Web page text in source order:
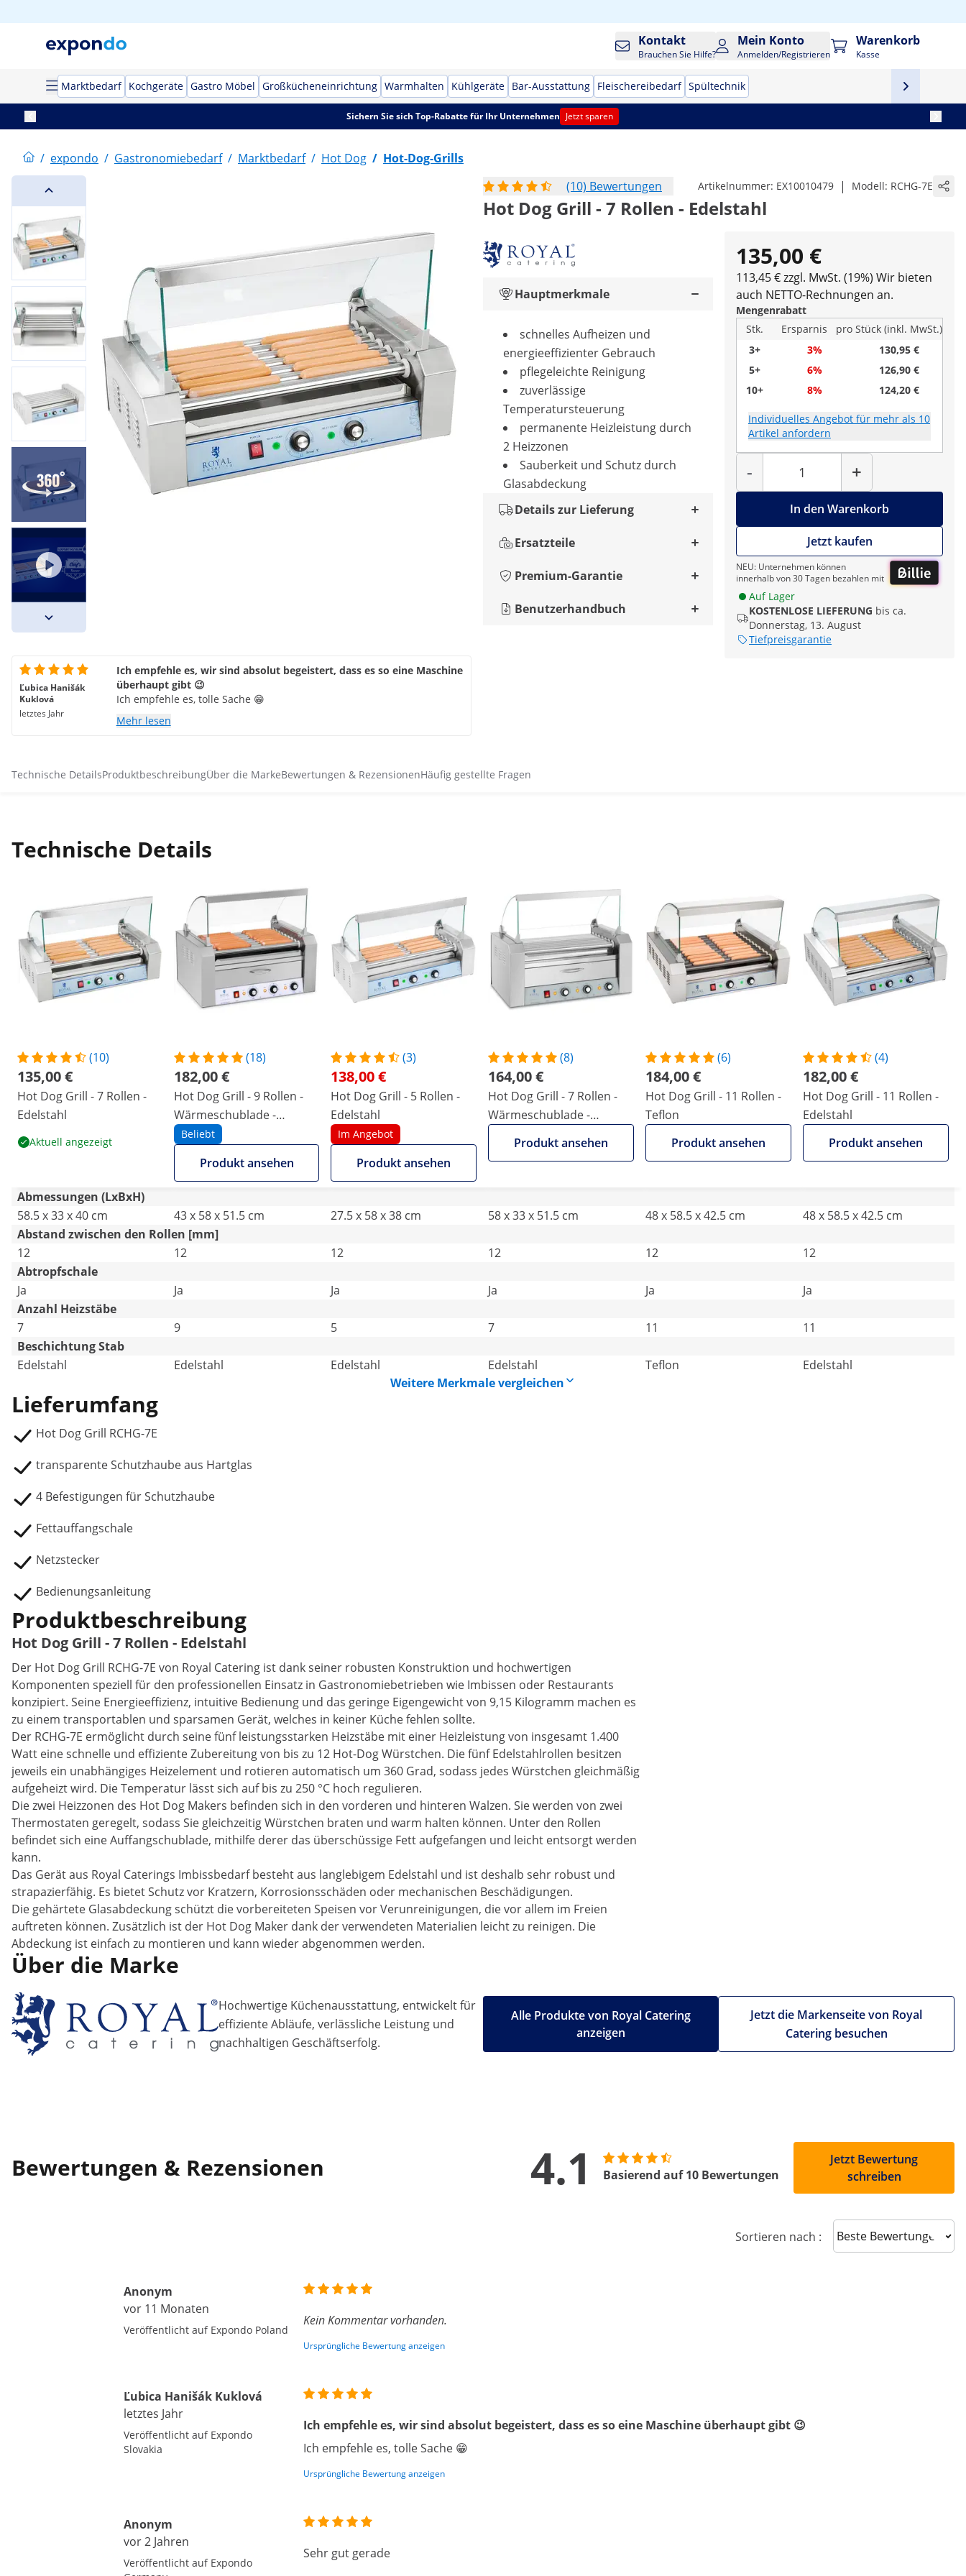
Kontakt
Brauchen Sie Hilfe?
Mein Konto
Anmelden/Registrieren
Warenkorb
Kasse
Marktbedarf Kochgeräte Gastro Möbel Großkücheneinrichtung Warmhalten Kühlgeräte Bar-Ausstattung Fleischereibedarf Spültechnik
Sichern Sie sich Top-Rabatte für Ihr Unternehmen Jetzt sparen
/ expondo / Gastronomiebedarf / Marktbedarf / Hot Dog / Hot-Dog-Grills
(10) Bewertungen
Artikelnummer: EX10010479 | Modell: RCHG-7E
Hot Dog Grill - 7 Rollen - Edelstahl
135,00 €
113,45 € zzgl. MwSt. (19%) Wir bieten
auch NETTO-Rechnungen an.
Mengenrabatt
Stk.
Ersparnis
pro Stück (inkl. MwSt.)
3+
3%
130,95 €
5+
6%
126,90 €
10+
8% 124,20 €
Individuelles Angebot für mehr als 10
Artikel anfordern
-
Menge
+
In den Warenkorb
Jetzt kaufen
NEU: Unternehmen können
innerhalb von 30 Tagen bezahlen mit
Auf Lager
KOSTENLOSE LIEFERUNG bis ca.
Donnerstag, 13. August
Tiefpreisgarantie
Hauptmerkmale
schnelles Aufheizen und
energieeffizienter Gebrauch
pflegeleichte Reinigung
zuverlässige
Temperatursteuerung
permanente Heizleistung durch
2 Heizzonen
Sauberkeit und Schutz durch
Glasabdeckung
Details zur Lieferung
Ersatzteile
Premium-Garantie
Benutzerhandbuch
Ľubica Hanišák
Kuklová
letztes Jahr
Ich empfehle es, wir sind absolut begeistert, dass es so eine Maschine
überhaupt gibt 😉
Ich empfehle es, tolle Sache 😁
Mehr lesen
Technische DetailsProduktbeschreibungÜber die MarkeBewertungen & RezensionenHäufig gestellte Fragen
Technische Details
(10)
135,00 €
Hot Dog Grill - 7 Rollen -
Edelstahl
Aktuell angezeigt
(18)
182,00 €
Hot Dog Grill - 9 Rollen -
Wärmeschublade -
Edelstahl
Beliebt
Produkt ansehen
(3)
138,00 €
Hot Dog Grill - 5 Rollen -
Edelstahl
Im Angebot
Produkt ansehen
(8)
164,00 €
Hot Dog Grill - 7 Rollen -
Wärmeschublade -
Produkt ansehen
(6)
184,00 €
Hot Dog Grill - 11 Rollen -
Teflon
Produkt ansehen
(4)
182,00 €
Hot Dog Grill - 11 Rollen -
Edelstahl
Produkt ansehen
Abmessungen (LxBxH)
58.5 x 33 x 40 cm
43 x 58 x 51.5 cm 27.5 x 58 x 38 cm 58 x 33 x 51.5 cm 48 x 58.5 x 42.5 cm
48 x 58.5 x 42.5 cm
Abstand zwischen den Rollen [mm]
12
12 12 12 12
12
Abtropfschale
Ja
Ja Ja Ja Ja
Ja
Anzahl Heizstäbe
7
9 5 7 11
11
Beschichtung Stab
Edelstahl
Edelstahl Edelstahl Edelstahl Teflon
Edelstahl
Weitere Merkmale vergleichen
Lieferumfang
Hot Dog Grill RCHG-7E
transparente Schutzhaube aus Hartglas
4 Befestigungen für Schutzhaube
Fettauffangschale
Netzstecker
Bedienungsanleitung
Produktbeschreibung
Hot Dog Grill - 7 Rollen - Edelstahl
Der Hot Dog Grill RCHG-7E von Royal Catering ist dank seiner robusten Konstruktion und hochwertigen
Komponenten speziell für den professionellen Einsatz in Gastronomiebetrieben wie Imbissen oder Restaurants
konzipiert. Seine Energieeffizienz, intuitive Bedienung und das geringe Eigengewicht von 9,15 Kilogramm machen es
zu einem transportablen und sparsamen Gerät, welches in keiner Küche fehlen sollte.
Der RCHG-7E ermöglicht durch seine fünf leistungsstarken Heizstäbe mit einer Heizleistung von insgesamt 1.400
Watt eine schnelle und effiziente Zubereitung von bis zu 12 Hot-Dog Würstchen. Die fünf Edelstahlrollen besitzen
jeweils ein unabhängiges Heizelement und rotieren automatisch um 360 Grad, sodass jedes Würstchen gleichmäßig
aufgeheizt wird. Die Temperatur lässt sich auf bis zu 250 °C hoch regulieren.
Die zwei Heizzonen des Hot Dog Makers befinden sich in den vorderen und hinteren Walzen. Sie werden von zwei
Thermostaten geregelt, sodass Sie gleichzeitig Würstchen braten und warm halten können. Unter den Rollen
befindet sich eine Auffangschublade, mithilfe derer das überschüssige Fett aufgefangen und leicht entsorgt werden
kann.
Das Gerät aus Royal Caterings Imbissbedarf besteht aus langlebigem Edelstahl und ist deshalb sehr robust und
strapazierfähig. Es bietet Schutz vor Kratzern, Korrosionsschäden oder mechanischen Beschädigungen.
Die gehärtete Glasabdeckung schützt die vorbereiteten Speisen vor Verunreinigungen, die vor allem im Freien
auftreten können. Zusätzlich ist der Hot Dog Maker dank der verwendeten Materialien leicht zu reinigen. Die
Abdeckung ist einfach zu montieren und kann wieder abgenommen werden.
Über die Marke
Hochwertige Küchenausstattung, entwickelt für
effiziente Abläufe, verlässliche Leistung und
nachhaltigen Geschäftserfolg.
Jetzt die Markenseite von Royal
Catering besuchen
Alle Produkte von Royal Catering
anzeigen
Bewertungen & Rezensionen 4.1 Basierend auf 10 Bewertungen
Jetzt Bewertung
schreiben
Sortieren nach : Sort reviews
Anonym
vor 11 Monaten
Veröffentlicht auf Expondo Poland
Kein Kommentar vorhanden.
Ursprüngliche Bewertung anzeigen
Ľubica Hanišák Kuklová
letztes Jahr
Veröffentlicht auf Expondo
Slovakia
Ich empfehle es, wir sind absolut begeistert, dass es so eine Maschine überhaupt gibt 😉
Ich empfehle es, tolle Sache 😁
Ursprüngliche Bewertung anzeigen
Anonym
vor 2 Jahren
Veröffentlicht auf Expondo
Sehr gut gerade